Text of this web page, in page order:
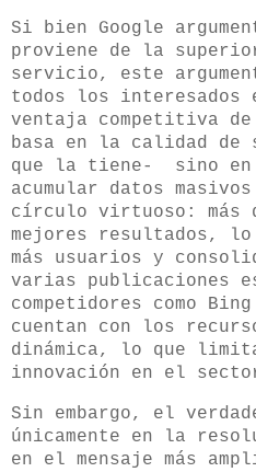
Si bien Google
proviene de la
servicio, este
todos los interesados
ventaja competitiva
basa en la calidad de
que la tiene- sino en
acumular datos
círculo virtuoso: más
mejores resultados,
más usuarios y
varias publicaciones
competidores como Bing
cuentan con los
dinámica, lo que
innovación en el
Sin embargo, el
únicamente en la
en el mensaje más